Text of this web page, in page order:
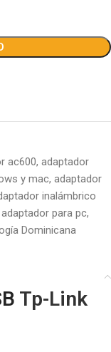
ac600, adaptador
y mac, adaptador
inalámbrico
adaptador para pc,
Dominicana
Tp-Link